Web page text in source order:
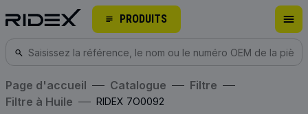
PRODUITS
Page d'accueil Catalogue
Filtre
Filtre à Huile
RIDEX 7O0092